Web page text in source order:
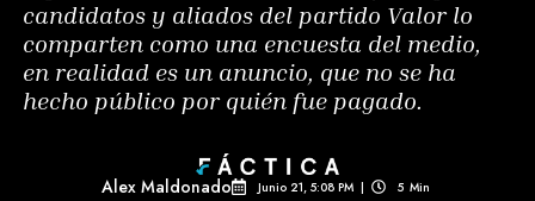
candidatos y aliados del partido Valor lo
comparten como una encuesta del medio,
en realidad es un anuncio, que no se ha
hecho público por quién fue pagado.
Alex Maldonado Junio 21, 5:08 PM | 5 Min